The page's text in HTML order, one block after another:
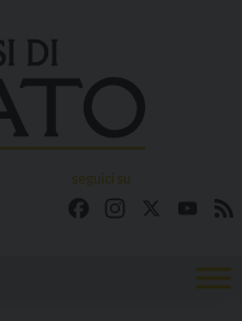
seguici su
FacebookInstagram